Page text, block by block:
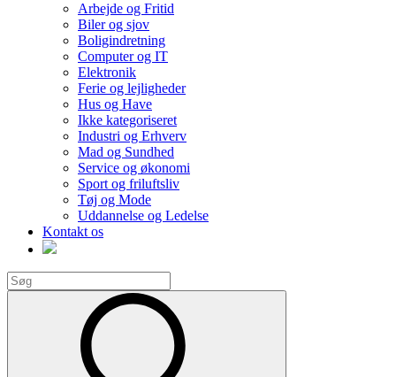
Arbejde og Fritid
Biler og sjov
Boligindretning
Computer og IT
Elektronik
Ferie og lejligheder
Hus og Have
Ikke kategoriseret
Industri og Erhverv
Mad og Sundhed
Service og økonomi
Sport og friluftsliv
Tøj og Mode
Uddannelse og Ledelse
Kontakt os
Search
for: